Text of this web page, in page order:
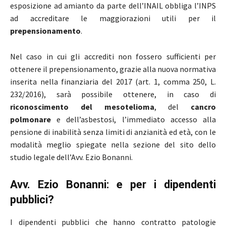
esposizione ad amianto da parte dell’INAIL obbliga l’INPS
ad accreditare le maggiorazioni utili per il
prepensionamento.
Nel caso in cui gli accrediti non fossero sufficienti per
ottenere il prepensionamento, grazie alla nuova normativa
inserita nella finanziaria del 2017 (art. 1, comma 250, L.
232/2016), sarà possibile ottenere, in caso di
riconoscimento del mesotelioma, del cancro
polmonare e dell’asbestosi, l’immediato accesso alla
pensione di inabilità senza limiti di anzianità ed età, con le
modalità meglio spiegate nella sezione del sito dello
studio legale dell’Avv. Ezio Bonanni.
Avv. Ezio Bonanni: e per i dipendenti
pubblici?
I dipendenti pubblici che hanno contratto patologie